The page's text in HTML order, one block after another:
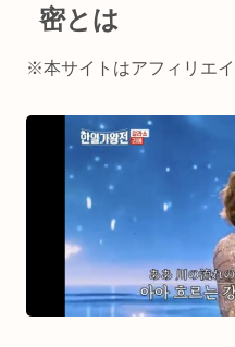
密とは
※本サイトはアフィリエ